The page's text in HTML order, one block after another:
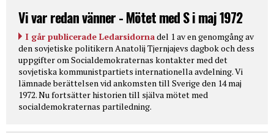
Vi var redan vänner - Mötet med S i maj 1972
I går publicerade Ledarsidornadel 1 av en genomgång av
den sovjetiske politikern Anatolij Tjernjajevs dagbok och dess
uppgifter om Socialdemokraternas kontakter med det
sovjetiska kommunistpartiets internationella avdelning. Vi
lämnade berättelsen vid ankomsten till Sverige den 14 maj
1972. Nu fortsätter historien till själva mötet med
socialdemokraternas partiledning.